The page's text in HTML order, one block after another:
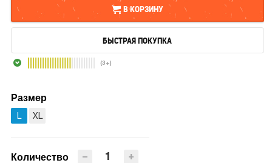
В КОРЗИНУ
В КОРЗИНУ
БЫСТРАЯ ПОКУПКА
(3+)
Размер
L XL
Количество +
−